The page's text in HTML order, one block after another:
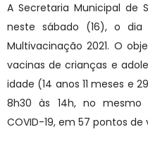
A Secretaria Municipal de
neste sábado (16), o
Multivacinação 2021. O
vacinas de crianças e
idade (14 anos 11 meses e
8h30 às 14h, no mesmo
COVID-19, em 57 pontos de